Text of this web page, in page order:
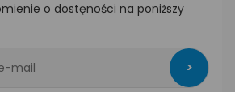
o dostęności na poniższy
>